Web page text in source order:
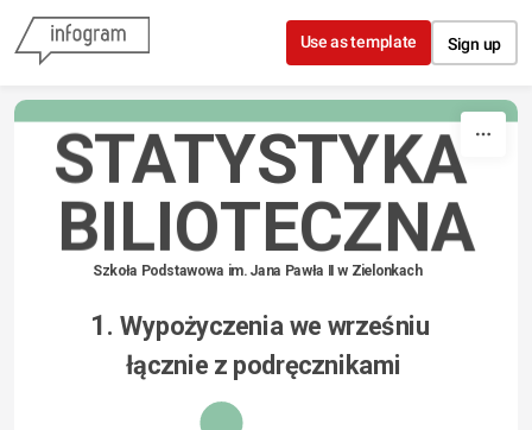
Skip to content
Use as template Sign up
STATYSTYKA
BILIOTECZNA
Szkoła Podstawowa im. Jana Pawła II w Zielonkach
1. Wypożyczenia we wrześniu
łącznie z podręcznikami